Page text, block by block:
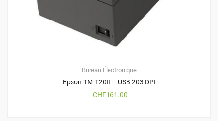
Bureau Électronique
Epson TM-T20II – USB 203 DPI
CHF161.00